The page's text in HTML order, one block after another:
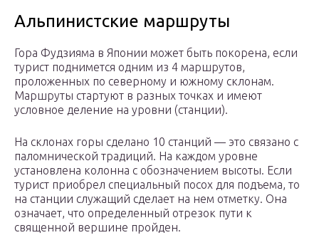
Альпинистские маршруты
Гора Фудзияма в Японии может быть покорена, если
турист поднимется одним из 4 маршрутов,
проложенных по северному и южному склонам.
Маршруты стартуют в разных точках и имеют
условное деление на уровни (станции).
На склонах горы сделано 10 станций — это связано с
паломнической традиций. На каждом уровне
установлена колонна с обозначением высоты. Если
турист приобрел специальный посох для подъема, то
на станции служащий сделает на нем отметку. Она
означает, что определенный отрезок пути к
священной вершине пройден.